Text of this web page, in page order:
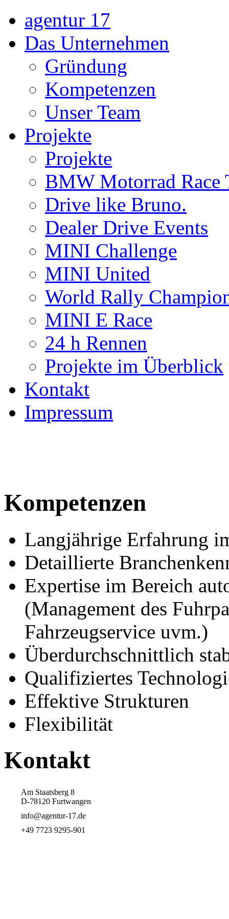
agentur 17
Das Unternehmen
Gründung
Kompetenzen
Unser Team
Projekte
Projekte
BMW Motorrad Race
Drive like Bruno.
Dealer Drive Events
MINI Challenge
MINI United
World Rally
MINI E Race
24 h Rennen
Projekte im Überblick
Kontakt
Impressum
Kompetenzen
Langjährige Erfahrung
Detaillierte
Expertise im Bereich
(Management des
Fahrzeugservice uvm.)
Überdurchschnittlich
Qualifiziertes
Effektive Strukturen
Flexibilität
Kontakt
Am Staatsberg 8
D-78120 Furtwangen
info@agentur-17.de
+49 7723 9295-901